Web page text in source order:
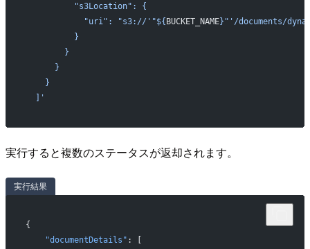
          "s3Location": {
            "uri": "s3://'"${
BUCKET_NAME}"'/documents/
          }
        }
      }
    }
  ]'
実行すると複数のステータスが返却されます。
実行結果
{
    "documentDetails"
: [